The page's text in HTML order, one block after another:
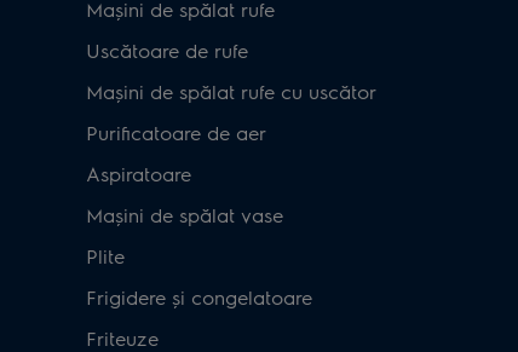
Mașini de spălat rufe
Uscătoare de rufe
Mașini de spălat rufe cu uscător
Purificatoare de aer
Aspiratoare
Mașini de spălat vase
Plite
Frigidere și congelatoare
Friteuze